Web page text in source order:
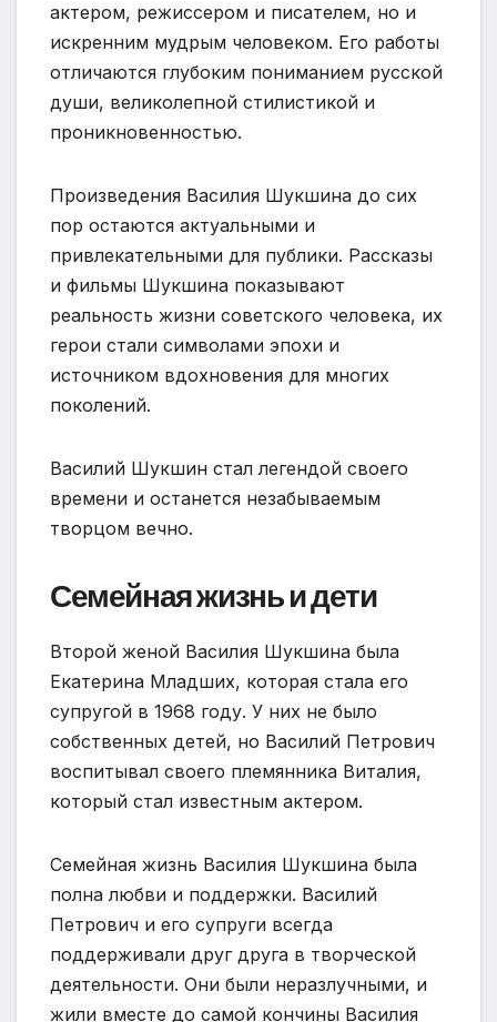
актером, режиссером и писателем, но и
искренним мудрым человеком. Его работы
отличаются глубоким пониманием русской
души, великолепной стилистикой и
проникновенностью.
Произведения Василия Шукшина до сих
пор остаются актуальными и
привлекательными для публики. Рассказы
и фильмы Шукшина показывают
реальность жизни советского человека, их
герои стали символами эпохи и
источником вдохновения для многих
поколений.
Василий Шукшин стал легендой своего
времени и останется незабываемым
творцом вечно.
Семейная жизнь и дети
Второй женой Василия Шукшина была
Екатерина Младших, которая стала его
супругой в 1968 году. У них не было
собственных детей, но Василий Петрович
воспитывал своего племянника Виталия,
который стал известным актером.
Семейная жизнь Василия Шукшина была
полна любви и поддержки. Василий
Петрович и его супруги всегда
поддерживали друг друга в творческой
деятельности. Они были неразлучными, и
жили вместе до самой кончины Василия